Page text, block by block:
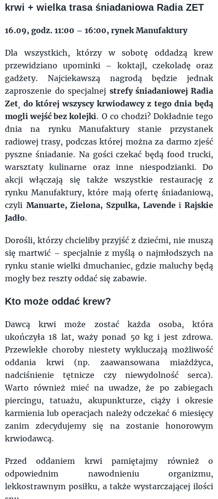
krwi + wielka trasa śniadaniowa Radia ZET
16.09, godz. 11:00 – 16:00, rynek Manufaktury
Dla wszystkich, którzy w sobotę oddadzą krew
przewidziano upominki – koktajl, czekoladę oraz
gadżety. Najciekawszą nagrodą będzie jednak
zaproszenie do specjalnej strefy śniadaniowej Radia
Zet¸ do której wszyscy krwiodawcy z tego dnia będą
mogli wejść bez kolejki. O co chodzi? Dokładnie tego
dnia na rynku Manufaktury stanie przystanek
radiowej trasy, podczas której można za darmo zjeść
pyszne śniadanie. Na gości czekać będą food trucki,
warsztaty kulinarne oraz inne niespodzianki. Do
akcji włączają się także wszystkie restaurację z
rynku Manufaktury, które mają ofertę śniadaniową,
czyli Manuarte, Zielona, Szpulka, Lavendei Rajskie
Jadło.
Dorośli, którzy chcieliby przyjść z dziećmi, nie muszą
się martwić – specjalnie z myślą o najmłodszych na
rynku stanie wielki dmuchaniec, gdzie maluchy będą
mogły bez reszty oddać się zabawie.
Kto może oddać krew?
Dawcą krwi może zostać każda osoba, która
ukończyła 18 lat, waży ponad 50 kg i jest zdrowa.
Przewlekłe choroby niestety wykluczają możliwość
oddania krwi (np. zaawansowana miażdżyca,
nadciśnienie tętnicze czy niewydolność serca).
Warto również mieć na uwadze, że po zabiegach
piercingu, tatuażu, akupunkturze, ciąży i okresie
karmienia lub operacjach należy odczekać 6 miesięcy
zanim zdecydujemy się na zostanie honorowym
krwiodawcą.
Przed oddaniem krwi pamiętajmy również o
odpowiednim nawodnieniu organizmu,
lekkostrawnym posiłku, a także wystarczającej ilości